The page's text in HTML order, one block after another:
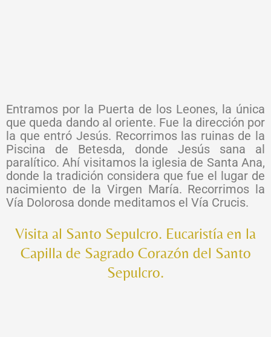
Entramos por la Puerta de los Leones, la única
que queda dando al oriente. Fue la dirección por
la que entró Jesús. Recorrimos las ruinas de la
Piscina de Betesda, donde Jesús sana al
paralítico. Ahí visitamos la iglesia de Santa Ana,
donde la tradición considera que fue el lugar de
nacimiento de la Virgen María. Recorrimos la
Vía Dolorosa donde meditamos el Vía Crucis.
Visita al Santo Sepulcro. Eucaristía en la
Capilla de Sagrado Corazón del Santo
Sepulcro.